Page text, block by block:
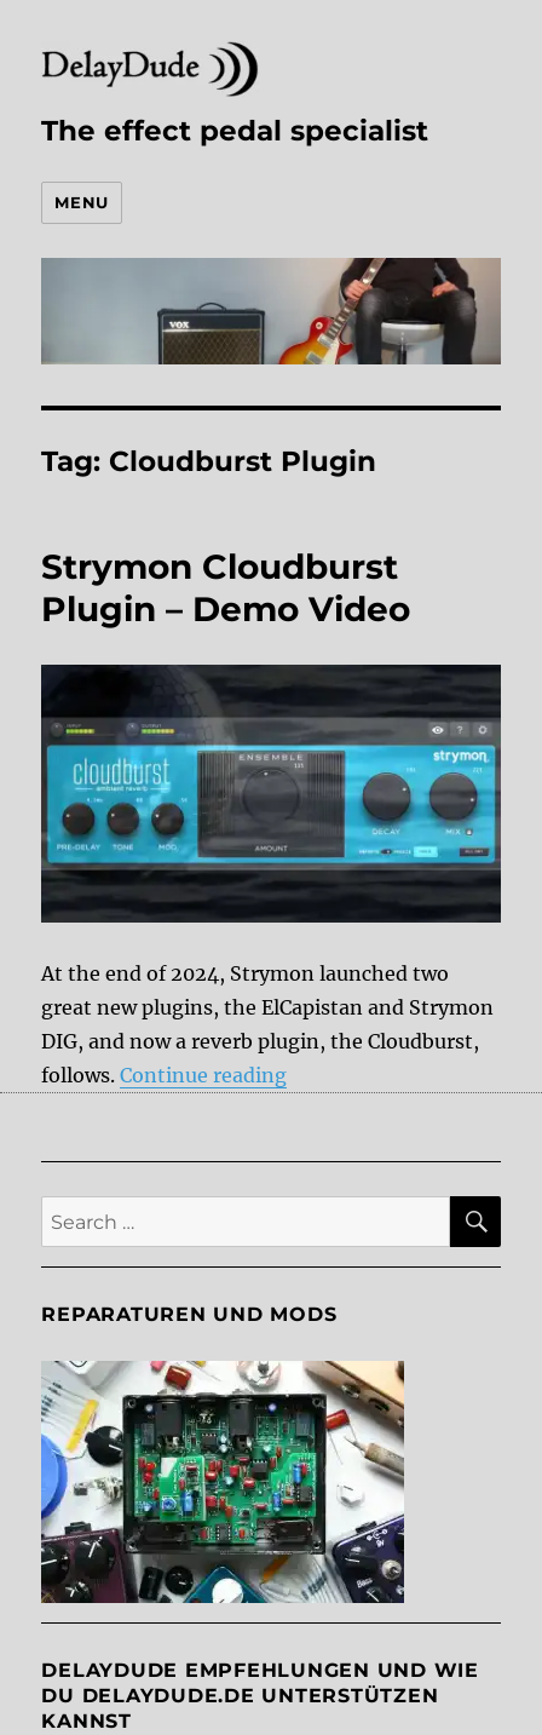
The effect pedal specialist
MENU
Tag: Cloudburst Plugin
Strymon Cloudburst
Plugin – Demo Video
At the end of 2024, Strymon launched two
great new plugins, the ElCapistan and Strymon
DIG, and now a reverb plugin, the Cloudburst,
follows.Continue reading“Strymon Cloudburst
Search
for:
REPARATUREN UND MODS
DELAYDUDE EMPFEHLUNGEN UND WIE
DU DELAYDUDE.DE UNTERSTÜTZEN
KANNST